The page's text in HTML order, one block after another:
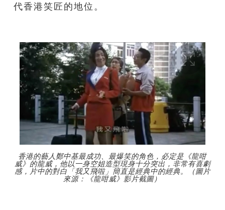
代香港笑匠的地位。
香港的藝人鄭中基最成功、最爆笑的角色，必定是《龍咁
威》的龍威，他以一身空姐造型現身十分突出，非常有喜劇
感，片中的對白「我又飛啦」簡直是經典中的經典。（圖片
來源：《龍咁威》影片截圖）